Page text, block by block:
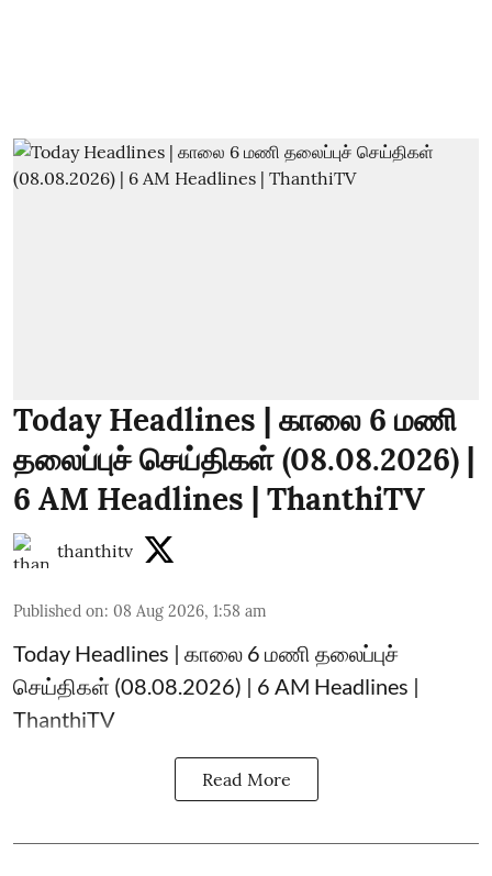
Today Headlines | காலை 6 மணி
தலைப்புச் செய்திகள் (08.08.2026) |
6 AM Headlines | ThanthiTV
thanthitv
Published on: 08 Aug 2026, 1:58 am
Today Headlines | காலை 6 மணி தலைப்புச்
செய்திகள் (08.08.2026) | 6 AM Headlines |
ThanthiTV
Read More